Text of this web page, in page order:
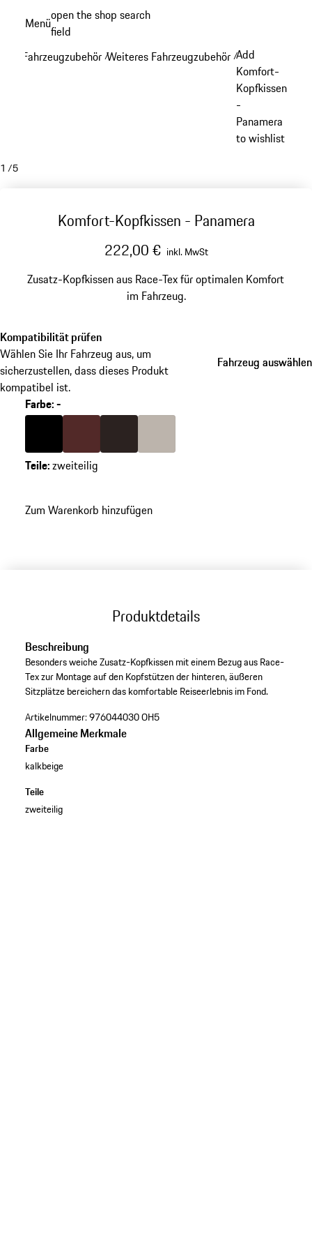
Hauptinhalt
Menüopen the shop search
field
Fahrzeugzubehör /Weiteres Fahrzeugzubehör /Add
Komfort-
Kopfkissen
-
Panamera
to wishlist
1 /5
Komfort-Kopfkissen - Panamera
222,00 € inkl. MwSt
Zusatz-Kopfkissen aus Race-Tex für optimalen Komfort
im Fahrzeug.
Kompatibilität prüfen
Wählen Sie Ihr Fahrzeug aus, um
sicherzustellen, dass dieses Produkt
kompatibel ist.
Fahrzeug auswählen
Fahrzeug auswählen
Farbe:-
Farbe
schwarz
Farbe barriquerot
Farbe espresso
Farbe
Teile:zweiteilig
Zum Warenkorb hinzufügen
Produktdetails
Beschreibung
Besonders weiche Zusatz-Kopfkissen mit einem Bezug aus Race-
Tex zur Montage auf den Kopfstützen der hinteren, äußeren
Sitzplätze bereichern das komfortable Reiseerlebnis im Fond.
Artikelnummer:976044030 OH5
Allgemeine Merkmale
Farbe
kalkbeige
Teile
zweiteilig